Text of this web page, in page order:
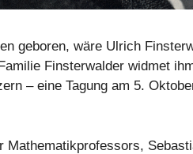
geboren, wäre Ulrich
Finsterwalder widmet
– eine Tagung am 5.
Mathematikprofessors,